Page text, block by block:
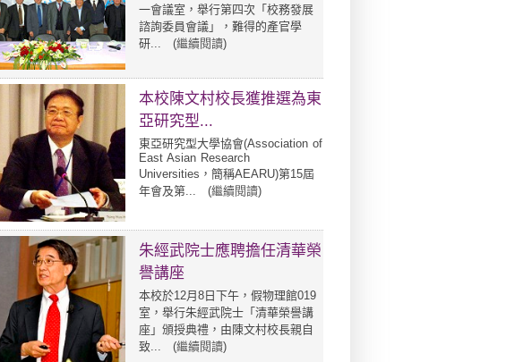
一會議室，舉行第四次「校務發展
諮詢委員會議」，難得的產官學
研... (繼續閱讀)
本校陳文村校長獲推選為東
亞研究型...
東亞研究型大學協會(Association of
East Asian Research
Universities，簡稱AEARU)第15屆
年會及第... (繼續閱讀)
朱經武院士應聘擔任清華榮
譽講座
本校於12月8日下午，假物理館019
室，舉行朱經武院士「清華榮譽講
座」頒授典禮，由陳文村校長親自
致... (繼續閱讀)